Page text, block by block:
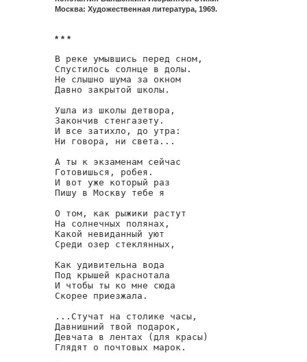
Москва: Художественная литература, 1969.
* * *
В реке умывшись перед сном,
Спустилось солнце в долы.
Не слышно шума за окном
Давно закрытой школы.
Ушла из школы детвора,
Закончив стенгазету.
И все затихло, до утра:
Ни говора, ни света...
А ты к экзаменам сейчас
Готовишься, робея.
И вот уже который раз
Пишу в Москву тебе я
О том, как рыжики растут
На солнечных полянах,
Какой невиданный уют
Среди озер стеклянных,
Как удивительна вода
Под крышей краснотала
И чтобы ты ко мне сюда
Скорее приезжала.
...Стучат на столике часы,
Давнишний твой подарок,
Девчата в лентах (для красы)
Глядят о почтовых марок.